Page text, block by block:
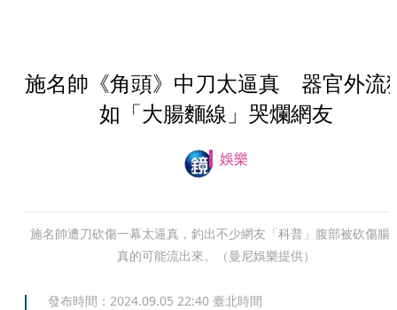
施名帥《角頭》中刀太逼真 器官外流
如「大腸麵線」哭爛網友
娛樂
施名帥遭刀砍傷一幕太逼真，釣出不少網友「科普」腹部被砍傷腸
真的可能流出來。（曼尼娛樂提供）
發布時間： 2024.09.05 22:40 臺北時間